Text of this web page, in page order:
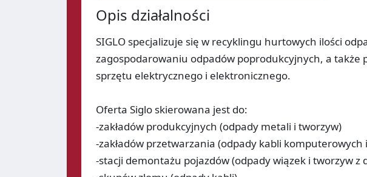
Opis działalności
SIGLO specjalizuje się w recyklingu hurtowych ilości
zagospodarowaniu odpadów poprodukcyjnych, a także
sprzętu elektrycznego i elektronicznego.
Oferta Siglo skierowana jest do:
-zakładów produkcyjnych (odpady metali i tworzyw)
-zakładów przetwarzania (odpady kabli
-stacji demontażu pojazdów (odpady wiązek i tworzyw z